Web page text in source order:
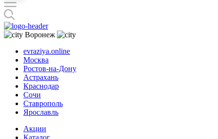
Воронеж
evraziya.online
Москва
Ростов-на-Дону
Астрахань
Краснодар
Сочи
Ставрополь
Ярославль
Акции
Каталог